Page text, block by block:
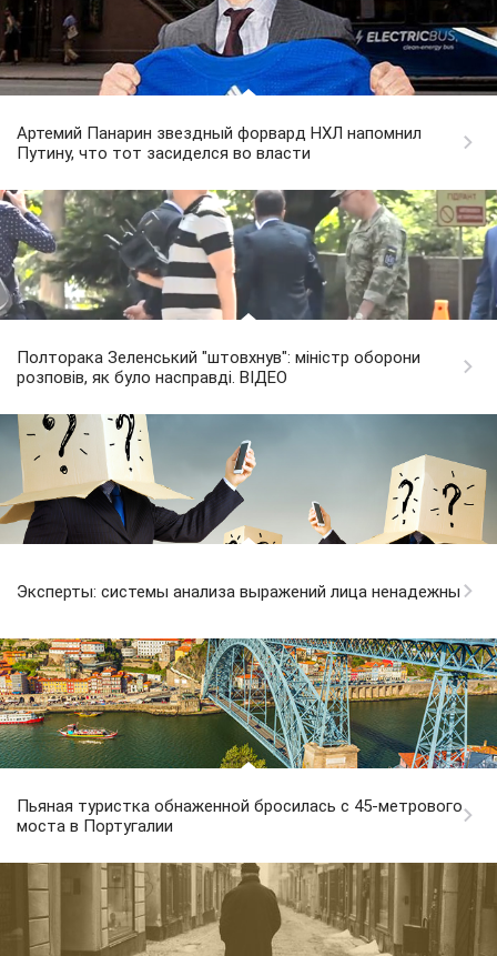
Артемий Панарин звездный форвард НХЛ напомнил
Путину, что тот засиделся во власти
Полторака Зеленський "штовхнув": міністр оборони
розповів, як було насправді. ВІДЕО
Эксперты: системы анализа выражений лица ненадежны
Пьяная туристка обнаженной бросилась с 45-метрового
моста в Португалии